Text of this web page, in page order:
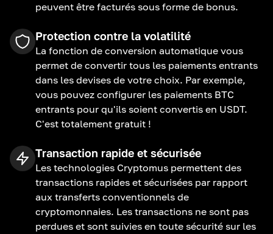
peuvent être facturés sous forme de bonus.
Protection contre la volatilité
La fonction de conversion automatique vous
permet de convertir tous les paiements entrants
dans les devises de votre choix. Par exemple,
vous pouvez configurer les paiements BTC
entrants pour qu'ils soient convertis en USDT.
C'est totalement gratuit !
Transaction rapide et sécurisée
Les technologies Cryptomus permettent des
transactions rapides et sécurisées par rapport
aux transferts conventionnels de
cryptomonnaies. Les transactions ne sont pas
perdues et sont suivies en toute sécurité sur les